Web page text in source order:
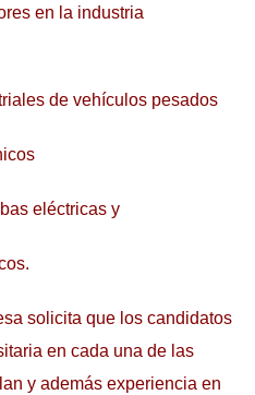
en la industria
de vehículos pesados
eléctricas y
solicita que los candidatos
en cada una de las
y además experiencia en